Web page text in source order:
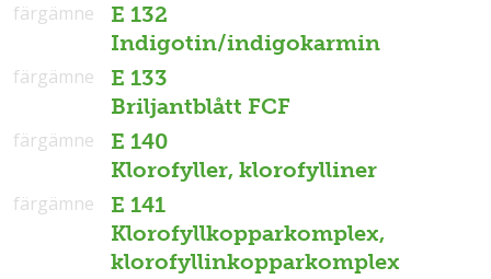
E 132
Indigotin/indigokarmin
färgämne
E 133
Briljantblått FCF
färgämne
E 140
Klorofyller, klorofylliner
färgämne
E 141
Klorofyllkopparkomplex,
klorofyllinkopparkomplex
färgämne